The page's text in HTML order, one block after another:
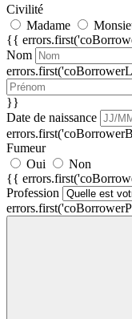
Civilité
Madame
{{
Nom
}}
Date de naissance
Fumeur
Oui
Non
{{
Profession